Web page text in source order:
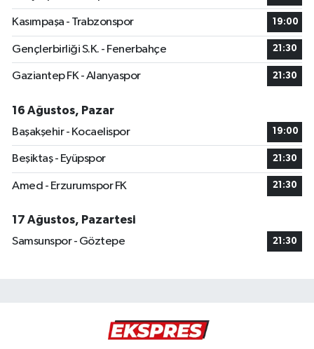
Kasımpaşa - Trabzonspor 19:00
Gençlerbirliği S.K. - Fenerbahçe 21:30
Gaziantep FK - Alanyaspor 21:30
16 Ağustos, Pazar
Başakşehir - Kocaelispor
19:00
Beşiktaş - Eyüpspor 21:30
Amed - Erzurumspor FK 21:30
17 Ağustos, Pazartesi
Samsunspor - Göztepe
21:30